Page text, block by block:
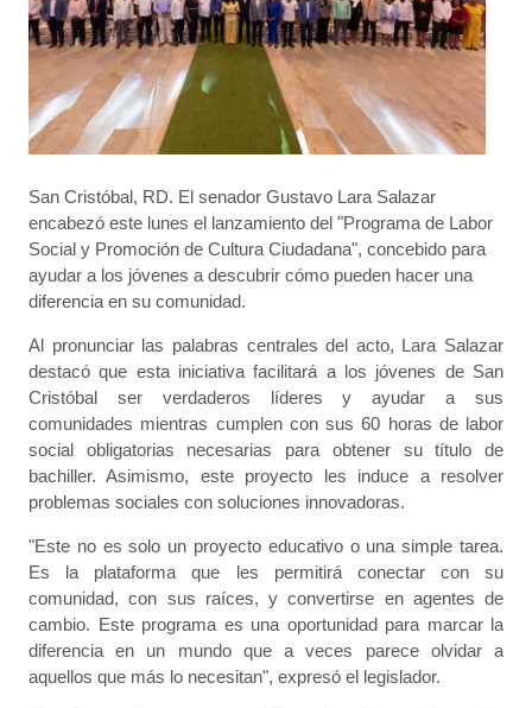
San Cristóbal, RD. El senador Gustavo Lara Salazar
encabezó este lunes el lanzamiento del "Programa de Labor
Social y Promoción de Cultura Ciudadana", concebido para
ayudar a los jóvenes a descubrir cómo pueden hacer una
diferencia en su comunidad.
Al pronunciar las palabras centrales del acto, Lara Salazar
destacó que esta iniciativa facilitará a los jóvenes de San
Cristóbal ser verdaderos líderes y ayudar a sus
comunidades mientras cumplen con sus 60 horas de labor
social obligatorias necesarias para obtener su título de
bachiller. Asimismo, este proyecto les induce a resolver
problemas sociales con soluciones innovadoras.
"Este no es solo un proyecto educativo o una simple tarea.
Es la plataforma que les permitirá conectar con su
comunidad, con sus raíces, y convertirse en agentes de
cambio. Este programa es una oportunidad para marcar la
diferencia en un mundo que a veces parece olvidar a
aquellos que más lo necesitan", expresó el legislador.